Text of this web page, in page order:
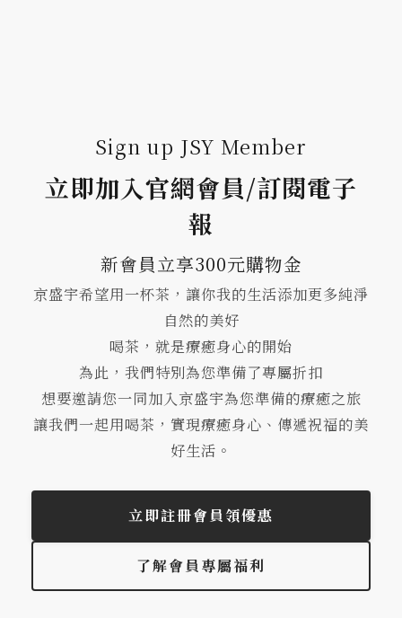
Sign up JSY Member
立即加入官網會員/訂閱電子
報
新會員立享300元購物金
京盛宇希望用一杯茶，讓你我的生活添加更多純淨
自然的美好
喝茶，就是療癒身心的開始
為此，我們特別為您準備了專屬折扣
想要邀請您一同加入京盛宇為您準備的療癒之旅
讓我們一起用喝茶，實現療癒身心、傳遞祝福的美
好生活。
立即註冊會員領優惠
了解會員專屬福利